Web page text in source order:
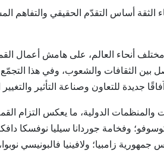
أساس التقدّم الحقيقي والتفاهم
بين الثقافات والشعوب، وفي هذا
جديدة للتعاون وصناعة التأثير والتغيير
الدولية، ما يعكس التزام
وفخامة جوردانا سيليا نوفسكا
جمهورية زامبيا؛ ولافينيا فالبونيسي